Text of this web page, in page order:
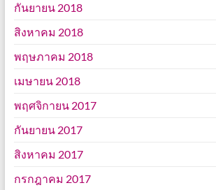
กันยายน 2018
สิงหาคม 2018
พฤษภาคม 2018
เมษายน 2018
พฤศจิกายน 2017
กันยายน 2017
สิงหาคม 2017
กรกฎาคม 2017